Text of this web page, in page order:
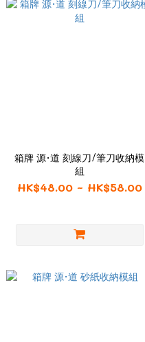
箱牌 源·道 刻線刀/筆刀收納模
組
HK$48.00 ~ HK$58.00